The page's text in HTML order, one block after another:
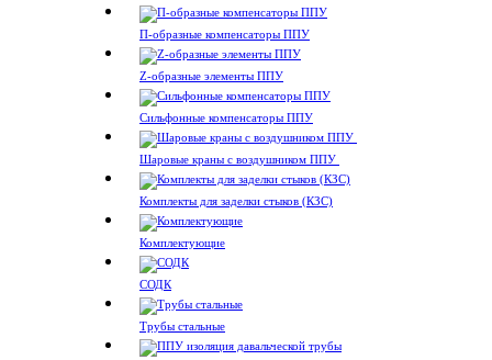
П-образные компенсаторы ППУ
Z-образные элементы ППУ
Сильфонные компенсаторы ППУ
Шаровые краны с воздушником ППУ
Комплекты для заделки стыков (КЗС)
Комплектующие
СОДК
Трубы стальные